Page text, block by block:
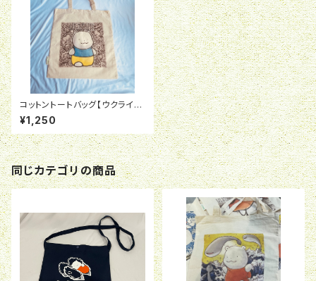
コットントートバッグ【ウクライ
ナ】
¥1,250
同じカテゴリの商品